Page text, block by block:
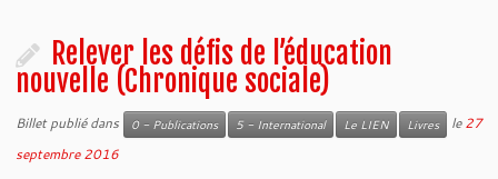
Relever les défis de l’éducation
nouvelle (Chronique sociale)
Billet publié dans 0 - Publications 5 - International Le LIEN Livres le27
septembre 2016